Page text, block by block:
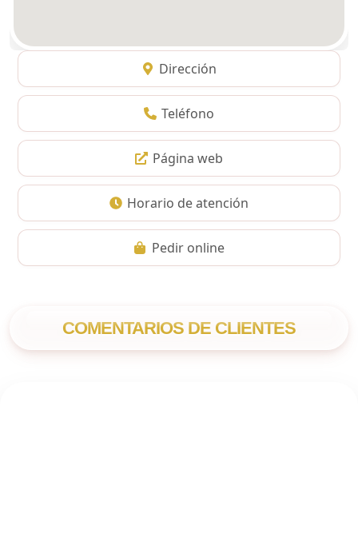
Dirección
Teléfono
Página web
Horario de atención
Pedir online
COMENTARIOS DE CLIENTES